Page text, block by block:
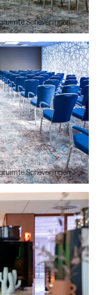
Scheveningen
Scheveningen